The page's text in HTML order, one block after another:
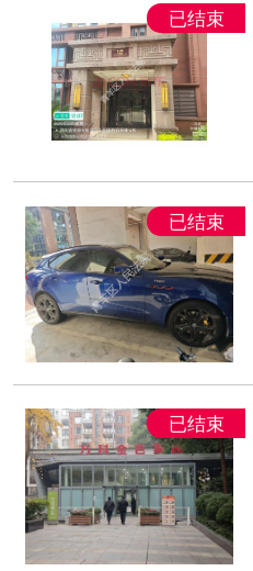
已结束
已结束
已结束